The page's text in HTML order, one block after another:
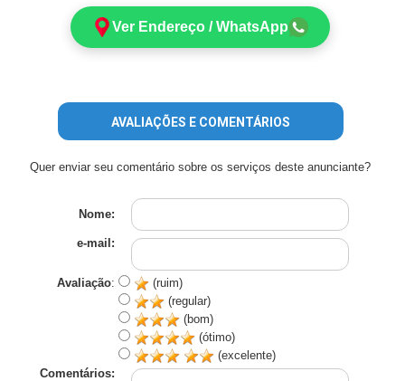
Ver Endereço / WhatsApp
AVALIAÇÕES E COMENTÁRIOS
Quer enviar seu comentário sobre os serviços deste anunciante?
Nome:
e-mail:
Avaliação:
(ruim)
(regular)
(bom)
(ótimo)
(excelente)
Comentários: